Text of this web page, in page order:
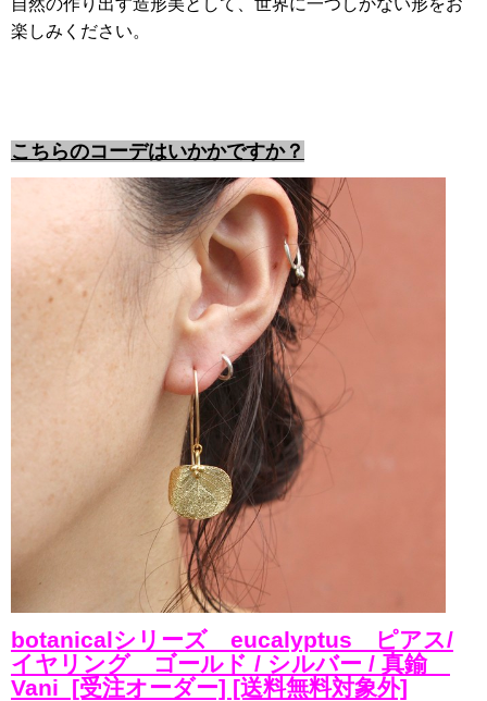
楽しみください。
こちらのコーデはいかかですか？
botanicalシリーズ eucalyptus ピアス/
イヤリング ゴールド / シルバー / 真鍮
Vani [受注オーダー] [送料無料対象外]